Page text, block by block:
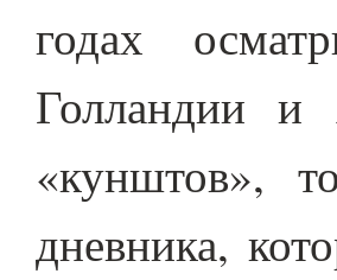
годах
Голландии и
«кунштов»,
дневника,